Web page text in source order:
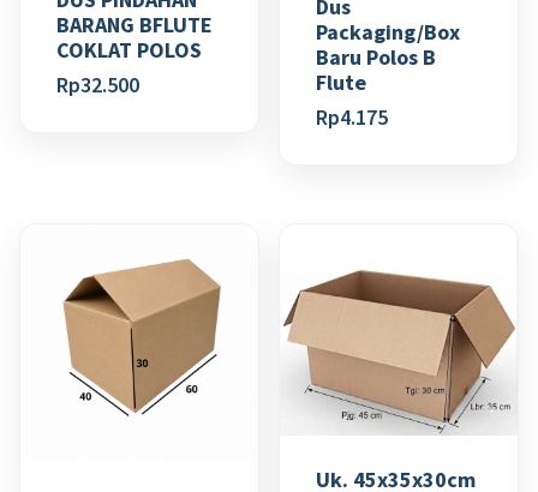
BARANG BFLUTE
COKLAT POLOS
Rp32.500
Dus
Packaging/Box
Baru Polos B
Flute
Rp4.175
Uk. 45x35x30cm